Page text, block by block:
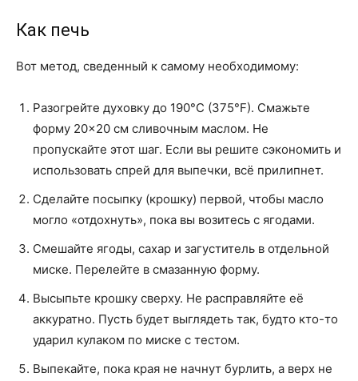
Как печь
Вот метод, сведенный к самому необходимому:
Разогрейте духовку до 190°C (375°F). Смажьте
форму 20×20 см сливочным маслом. Не
пропускайте этот шаг. Если вы решите сэкономить и
использовать спрей для выпечки, всё прилипнет.
Сделайте посыпку (крошку) первой, чтобы масло
могло «отдохнуть», пока вы возитесь с ягодами.
Смешайте ягоды, сахар и загуститель в отдельной
миске. Перелейте в смазанную форму.
Высыпьте крошку сверху. Не расправляйте её
аккуратно. Пусть будет выглядеть так, будто кто-то
ударил кулаком по миске с тестом.
Выпекайте, пока края не начнут бурлить, а верх не